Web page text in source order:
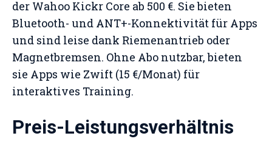
der Wahoo Kickr Core ab 500 €. Sie bieten
Bluetooth- und ANT+-Konnektivität für Apps
und sind leise dank Riemenantrieb oder
Magnetbremsen. Ohne Abo nutzbar, bieten
sie Apps wie Zwift (15 €/Monat) für
interaktives Training.
Preis-Leistungsverhältnis